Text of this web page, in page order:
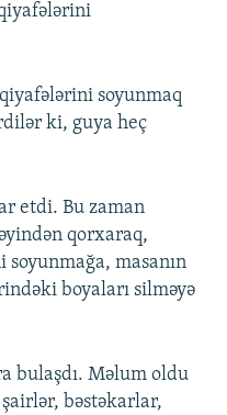
soyunmaq
ki, guya heç
etdi. Bu zaman
qorxaraq,
masanın
boyaları silməyə
bulaşdı. Məlum oldu
bəstəkarlar,